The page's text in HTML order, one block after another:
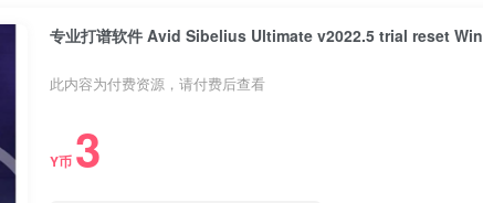
专业打谱软件 Avid Sibelius Ultimate v2022.5 trial reset Win
此内容为付费资源，请付费后查看
Y币 3